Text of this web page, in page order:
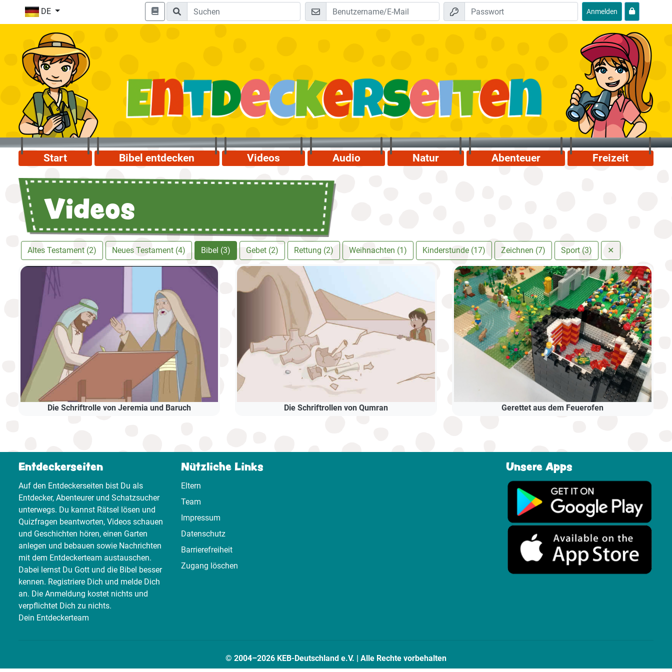
DE Anmelden
Start Bibel entdecken Videos Audio Natur Abenteuer Freizeit
Videos
Altes Testament (2) Neues Testament (4) Bibel (3) Gebet (2) Rettung (2) Weihnachten (1) Kinderstunde (17) Zeichnen (7) Sport (3) ✕
Die Schriftrolle von Jeremia und Baruch Die Schriftrollen von Qumran Gerettet aus dem Feuerofen
Entdeckerseiten
Auf den Entdeckerseiten bist Du als
Entdecker, Abenteurer und Schatzsucher
unterwegs. Du kannst Rätsel lösen und
Quizfragen beantworten, Videos schauen
und Geschichten hören, einen Garten
anlegen und bebauen sowie Nachrichten
mit dem Entdeckerteam austauschen.
Dabei lernst Du Gott und die Bibel besser
kennen. Registriere Dich und melde Dich
an. Die Anmeldung kostet nichts und
verpflichtet Dich zu nichts.
Dein Entdeckerteam
Nützliche Links
Eltern
Team
Impressum
Datenschutz
Barrierefreiheit
Zugang löschen
Unsere Apps
© 2004–2026 KEB-Deutschland e.V. | Alle Rechte vorbehalten